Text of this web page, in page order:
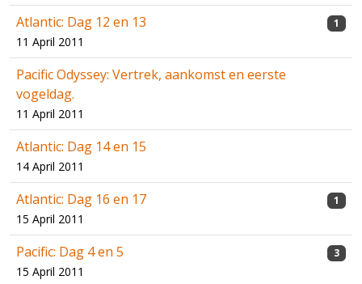
Atlantic: Dag 12 en 13
11 April 2011
1
Pacific Odyssey: Vertrek, aankomst en eerste
vogeldag.
11 April 2011
Atlantic: Dag 14 en 15
14 April 2011
Atlantic: Dag 16 en 17
15 April 2011
1
Pacific: Dag 4 en 5
15 April 2011
3